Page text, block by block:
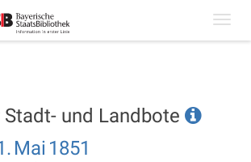
Stadt- und Landbote
Mai 1851